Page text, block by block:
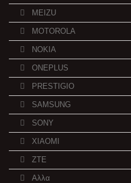
MEIZU
MOTOROLA
NOKIA
ONEPLUS
PRESTIGIO
SAMSUNG
SONY
XIAOMI
ZTE
Αλλα